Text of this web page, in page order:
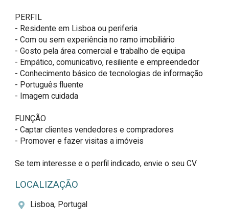
PERFIL
- Residente em Lisboa ou periferia
- Com ou sem experiência no ramo imobiliário
- Gosto pela área comercial e trabalho de equipa
- Empático, comunicativo, resiliente e empreendedor
- Conhecimento básico de tecnologias de informação
- Português fluente
- Imagem cuidada
FUNÇÃO
- Captar clientes vendedores e compradores
- Promover e fazer visitas a imóveis
Se tem interesse e o perfil indicado, envie o seu CV
LOCALIZAÇÃO
Lisboa, Portugal